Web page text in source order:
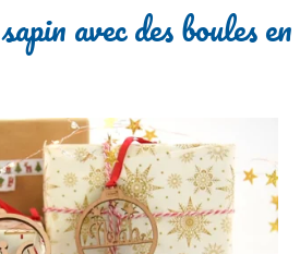
avec des boules en